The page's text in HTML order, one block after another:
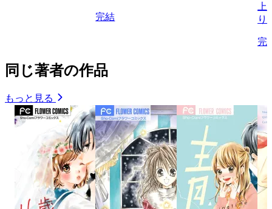
完結
り
完
同じ著者の作品
もっと見る